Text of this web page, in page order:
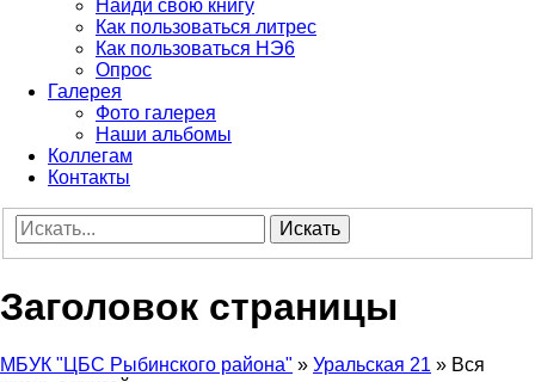
Найди свою книгу
Как пользоваться литрес
Как пользоваться НЭ6
Опрос
Галерея
Фото галерея
Наши альбомы
Коллегам
Контакты
Искать
Заголовок страницы
МБУК "ЦБС Рыбинского района" » Уральская 21 » Вся